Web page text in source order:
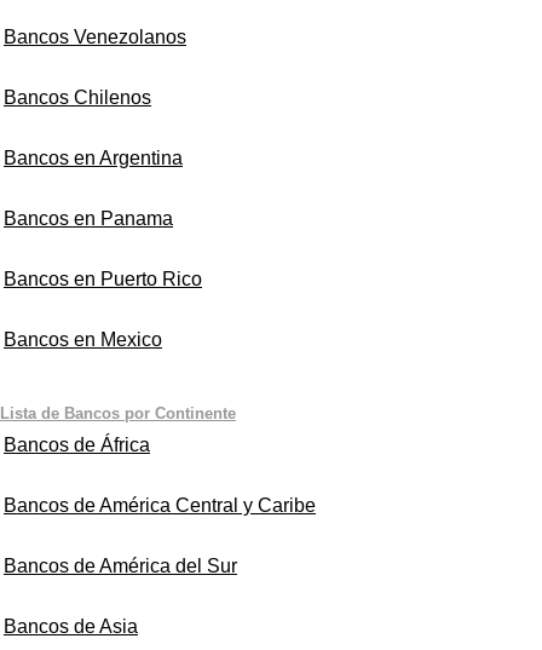
Bancos Venezolanos
Bancos Chilenos
Bancos en Argentina
Bancos en Panama
Bancos en Puerto Rico
Bancos en Mexico
Lista de Bancos por Continente
Bancos de África
Bancos de América Central y Caribe
Bancos de América del Sur
Bancos de Asia